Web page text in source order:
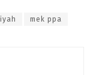
mek ppa